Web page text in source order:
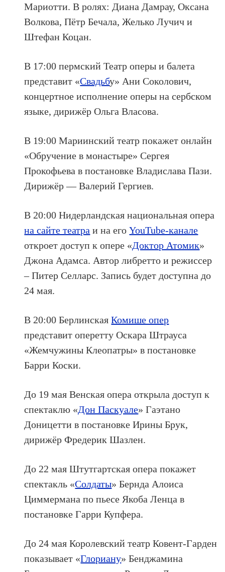
Мариотти. В ролях: Диана Дамрау, Оксана
Волкова, Пётр Бечала, Желько Лучич и
Штефан Коцан.
В 17:00 пермский Театр оперы и балета
представит «Свадьбу» Ани Соколович,
концертное исполнение оперы на сербском
языке, дирижёр Ольга Власова.
В 19:00 Мариинский театр покажет онлайн
«Обручение в монастыре» Сергея
Прокофьева в постановке Владислава Пази.
Дирижёр — Валерий Гергиев.
В 20:00 Нидерландская национальная опера
на сайте театра и на егоYouTube-канале
откроет доступ к опере «Доктор Атомик»
Джона Адамса. Автор либретто и режиссер
– Питер Селларс. Запись будет доступна до
24 мая.
В 20:00 БерлинскаяКомише опер
представитоперетту Оскара Штрауса
«Жемчужины Клеопатры» в постановке
Барри Коски.
До 19 мая Венская опера открыла доступ к
спектаклю «Дон Паскуале» Гаэтано
Доницетти в постановке Ирины Брук,
дирижёр Фредерик Шазлен.
До 22 мая Штутгартская опера покажет
спектакль «Солдаты» Бернда Алоиса
Циммермана по пьесе Якоба Ленца в
постановке Гарри Купфера.
До 24 мая Королевский театр Ковент-Гарден
показывает «Глориану» Бенджамина